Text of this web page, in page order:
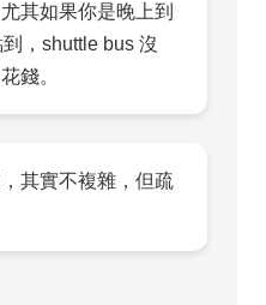
其如果你是晚上到
，shuttle bus 沒
錢。
其實不複雜，但疏